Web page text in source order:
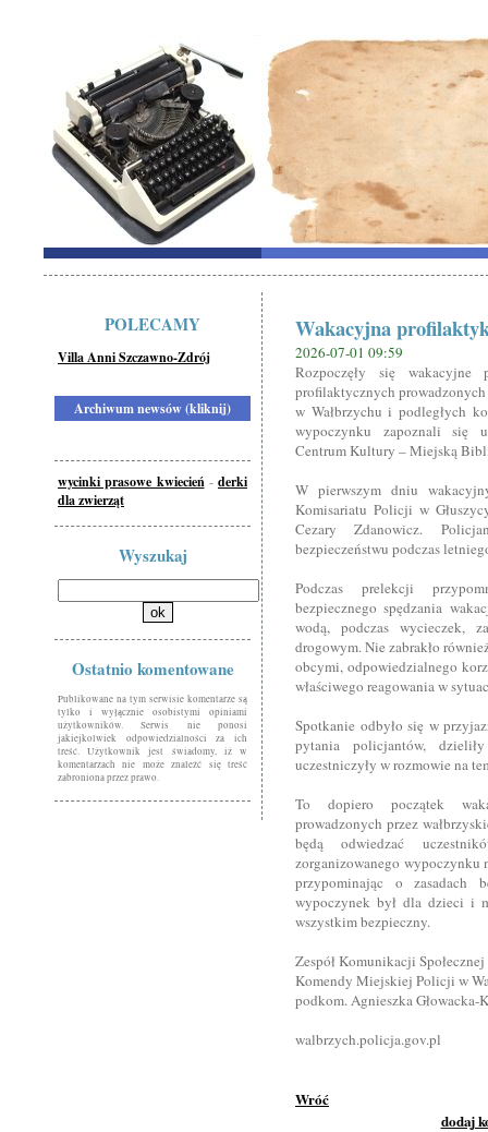
POLECAMY
Villa Anni Szczawno-Zdrój
Archiwum newsów (kliknij)
wycinki prasowe kwiecień - derki
dla zwierząt
Wyszukaj
Ostatnio komentowane
Publikowane na tym serwisie komentarze są
tylko i wyłącznie osobistymi opiniami
użytkowników. Serwis nie ponosi
jakiejkolwiek odpowiedzialności za ich
treść. Użytkownik jest świadomy, iż w
komentarzach nie może znaleźć się treść
zabroniona przez prawo.
Wakacyjna
2026-07-01 09:59
Rozpoczęły się
profilaktycznych
w Wałbrzychu i podległych
wypoczynku zapoznali się
Centrum Kultury – Miejską
W pierwszym dniu
Komisariatu Policji w
Cezary Zdanowicz.
bezpieczeństwu podczas
Podczas prelekcji
bezpiecznego spędzania
wodą, podczas wycieczek,
drogowym. Nie zabrakło
obcymi, odpowiedzialnego
właściwego reagowania w
Spotkanie odbyło się w
pytania policjantów,
uczestniczyły w rozmowie na
To dopiero początek
prowadzonych przez
będą odwiedzać
zorganizowanego wypoczynku
przypominając o zasadach
wypoczynek był dla dzieci i
wszystkim bezpieczny.
Zespół Komunikacji Społecznej
Komendy Miejskiej Policji w
podkom. Agnieszka Głowacka-
walbrzych.policja.gov.pl
Wróć
dodaj